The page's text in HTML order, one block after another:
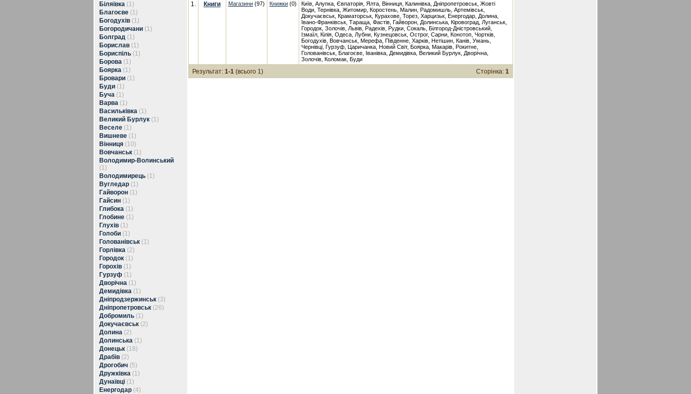
Біляївка (1)
Благоєве (1)
Богодухів (1)
Богородичани (1)
Болград (1)
Борислав (1)
Бориспіль (1)
Борова (1)
Боярка (1)
Бровари (1)
Буди (1)
Буча (1)
Варва (1)
Васильківка (1)
Великий Бурлук (1)
Веселе (1)
Вишневе (1)
Вінниця (10)
Вовчанськ (1)
Володимир-Волинський
(1)
Володимирець (1)
Вугледар (1)
Гайворон (1)
Гайсин (1)
Глибока (1)
Глобине (1)
Глухів (1)
Голоби (1)
Голованівськ (1)
Горлівка (2)
Городок (1)
Горохів (1)
Гурзуф (1)
Дворічна (1)
Демидівка (1)
Дніпродзержинськ (3)
Дніпропетровськ (26)
Добромиль (1)
Докучаєвськ (2)
Долина (2)
Долинська (1)
Донецьк (18)
Драбів (2)
Дрогобич (5)
Дружківка (1)
Дунаївці (1)
Енергодар (4)
1. Книги Магазини (97) Книжки (0)
Київ, Алупка, Євпаторія, Ялта, Вінниця, Калинівка, Дніпропетровськ, Жовті
Води, Тернівка, Житомир, Коростень, Малин, Радомишль, Артемівськ,
Докучаєвськ, Краматорськ, Курахове, Торез, Харцизьк, Енергодар, Долина,
Івано-Франківськ, Тараща, Фастів, Гайворон, Долинська, Кіровоград, Луганськ,
Городок, Золочів, Львів, Радехів, Рудки, Сокаль, Білгород-Дністровський,
Ізмаїл, Кілія, Одеса, Лубни, Кузнецовськ, Острог, Сарни, Конотоп, Чортків,
Богодухів, Вовчанськ, Мерефа, Південне, Харків, Нетішин, Канів, Умань,
Чернівці, Гурзуф, Царичанка, Новий Світ, Боярка, Макарів, Рокитне,
Голованівськ, Благоєве, Іванівка, Демидівка, Великий Бурлук, Дворічна,
Золочів, Коломак, Буди
Результат: 1-1 (всього 1) Сторінка: 1